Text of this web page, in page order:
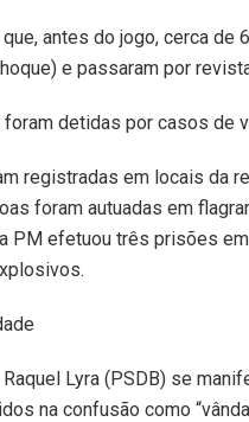
antes do jogo, cerca
e passaram por
detidas por casos de
registradas em locais da
foram autuadas em
PM efetuou três prisões
Lyra (PSDB) se
na confusão como